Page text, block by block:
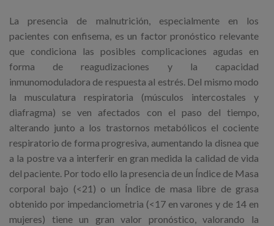
La presencia de malnutrición, especialmente en los
pacientes con enfisema, es un factor pronóstico relevante
que condiciona las posibles complicaciones agudas en
forma de reagudizaciones y la capacidad
inmunomoduladora de respuesta al estrés. Del mismo modo
la musculatura respiratoria (músculos intercostales y
diafragma) se ven afectados con el paso del tiempo,
alterando junto a los trastornos metabólicos el cociente
respiratorio de forma progresiva, aumentando la disnea que
a la postre va a interferir en gran medida la calidad de vida
del paciente. Por todo ello la presencia de un Índice de Masa
corporal bajo (<21) o un Índice de masa libre de grasa
obtenido por impedanciometria (<17 en varones y de 14 en
mujeres) tiene un gran valor pronóstico, valorando la